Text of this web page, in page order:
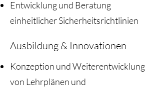
Entwicklung und Beratung
einheitlicher Sicherheitsrichtlinien
Ausbildung & Innovationen
Konzeption und Weiterentwicklung
von Lehrplänen und